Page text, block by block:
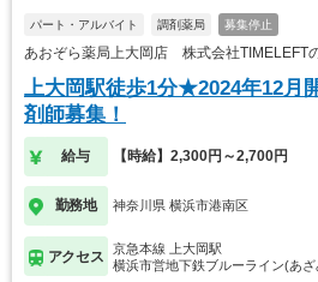
パート・アルバイト 調剤薬局 募集停止
あおぞら薬局上大岡店 株式会社TIMELEFT
上大岡駅徒歩1分★2024年12月
剤師募集！
給与 【時給】2,300円～2,700円
勤務地 神奈川県 横浜市港南区
アクセス
京急本線 上大岡駅
横浜市営地下鉄ブルーライン(あ